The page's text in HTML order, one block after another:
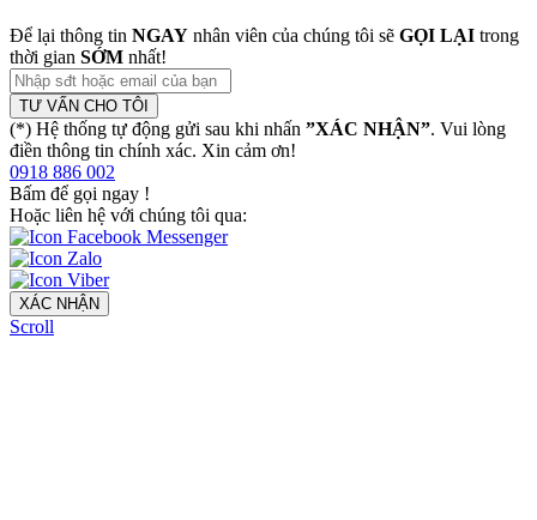
Để lại thông tin NGAY nhân viên của chúng tôi sẽ GỌI LẠI trong
thời gian SỚM nhất!
TƯ VẤN CHO TÔI
(*) Hệ thống tự động gửi sau khi nhấn ”XÁC NHẬN”. Vui lòng
điền thông tin chính xác. Xin cảm ơn!
0918 886 002
Bấm để gọi ngay !
Hoặc liên hệ với chúng tôi qua:
XÁC NHẬN
Scroll